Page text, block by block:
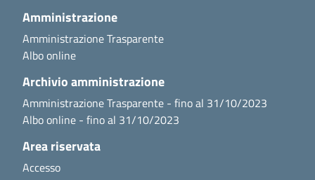
Amministrazione
Amministrazione Trasparente
Albo online
Archivio amministrazione
Amministrazione Trasparente - fino al 31/10/2023
Albo online - fino al 31/10/2023
Area riservata
Accesso